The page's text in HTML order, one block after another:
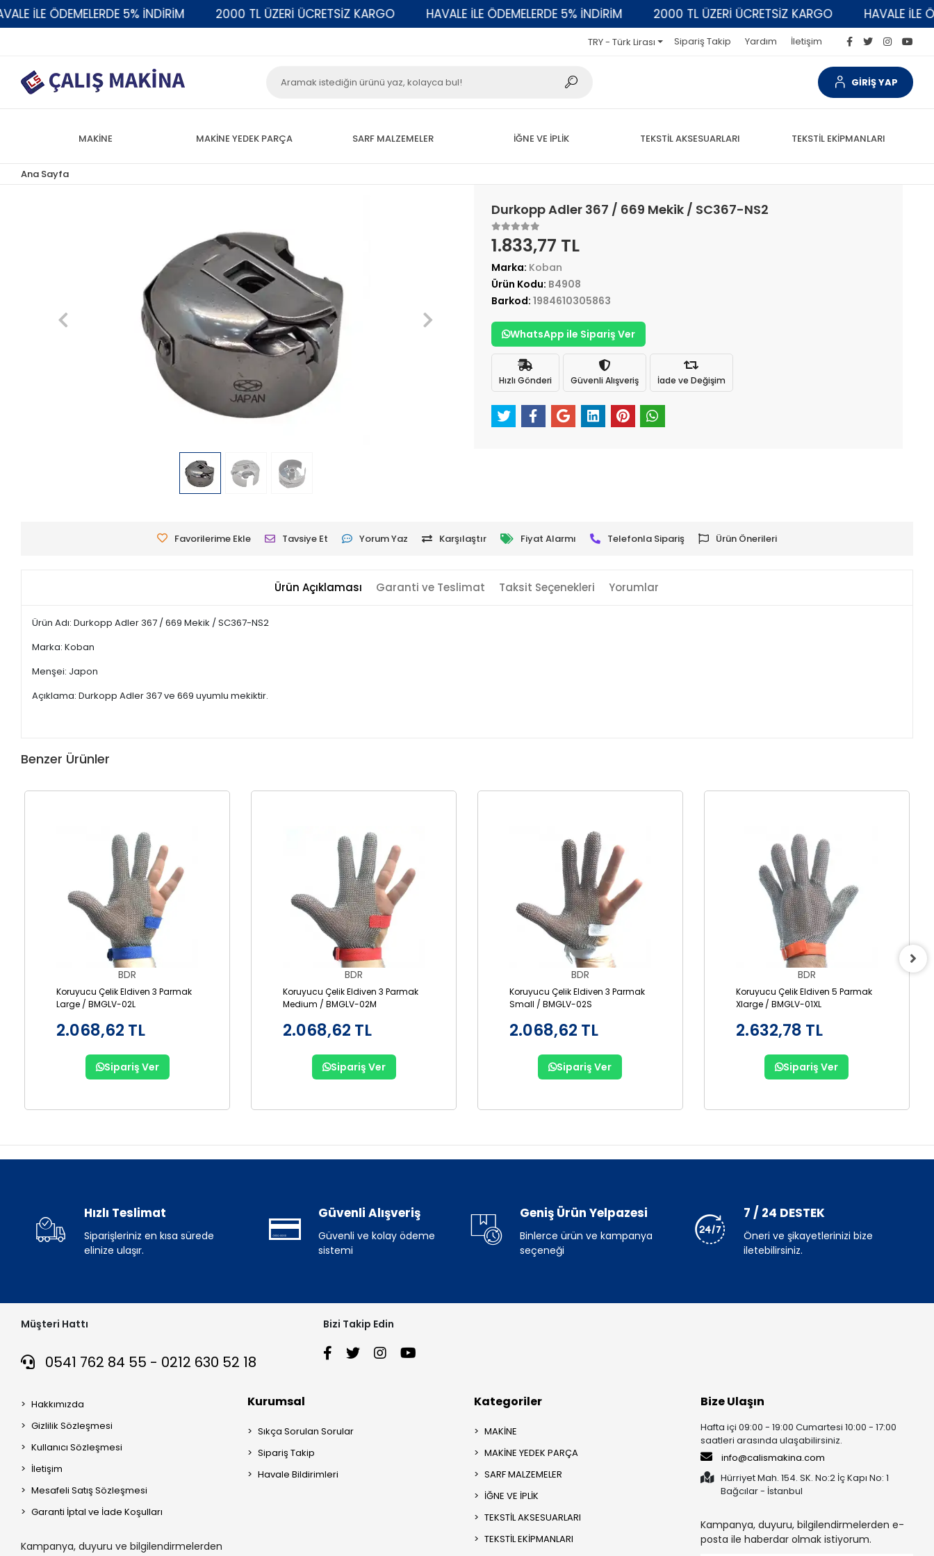
İLE ÖDEMELERDE 5% İNDİRİM 2000 TL ÜZERİ ÜCRETSİZ KARGO HAVALE İLE ÖDEMELERDE 5% İNDİRİM 2000 TL ÜZERİ ÜCRETSİZ KARGO HAVALE İLE
TRY - Türk Lirası Sipariş Takip Yardım İletişim
GİRİŞ YAP
MAKİNE MAKİNE YEDEK PARÇA SARF MALZEMELER İĞNE VE İPLİK TEKSTİL AKSESUARLARI TEKSTİL EKİPMANLARI
Ana Sayfa
Durkopp Adler 367 / 669 Mekik / SC367-NS2
1.833,77 TL
Marka: Koban
Ürün Kodu: B4908
Barkod: 1984610305863
WhatsApp ile Sipariş Ver
Hızlı Gönderi Güvenli Alışveriş İade ve Değişim
Favorilerime Ekle Tavsiye Et Yorum Yaz Karşılaştır Fiyat Alarmı Telefonla Sipariş Ürün Önerileri
Ürün Açıklaması Garanti ve Teslimat Taksit Seçenekleri Yorumlar
Ürün Adı: Durkopp Adler 367 / 669 Mekik / SC367-NS2
Marka: Koban
Menşei: Japon
Açıklama: Durkopp Adler 367 ve 669 uyumlu mekiktir.
Benzer Ürünler
BDR
Koruyucu Çelik Eldiven 3 Parmak
Large / BMGLV-02L
2.068,62 TL
Sipariş Ver
BDR
Koruyucu Çelik Eldiven 3 Parmak
Medium / BMGLV-02M
2.068,62 TL
Sipariş Ver
BDR
Koruyucu Çelik Eldiven 3 Parmak
Small / BMGLV-02S
2.068,62 TL
Sipariş Ver
BDR
Koruyucu Çelik Eldiven 5 Parmak
Xlarge / BMGLV-01XL
2.632,78 TL
Sipariş Ver
Hızlı Teslimat
Siparişleriniz en kısa sürede
elinize ulaşır.
Güvenli Alışveriş
Güvenli ve kolay ödeme
sistemi
Geniş Ürün Yelpazesi
Binlerce ürün ve kampanya
seçeneği
7 / 24 DESTEK
Öneri ve şikayetlerinizi bize
iletebilirsiniz.
Müşteri Hattı
0541 762 84 55 - 0212 630 52 18
Bizi Takip Edin
Hakkımızda
Gizlilik Sözleşmesi
Kullanıcı Sözleşmesi
İletişim
Mesafeli Satış Sözleşmesi
Garanti İptal ve İade Koşulları
Kampanya, duyuru ve bilgilendirmelerden
Kurumsal
Sıkça Sorulan Sorular
Sipariş Takip
Havale Bildirimleri
Kategoriler
MAKİNE
MAKİNE YEDEK PARÇA
SARF MALZEMELER
İĞNE VE İPLİK
TEKSTİL AKSESUARLARI
TEKSTİL EKİPMANLARI
Bize Ulaşın
Hafta içi 09:00 - 19:00 Cumartesi 10:00 - 17:00
saatleri arasında ulaşabilirsiniz.
info@calismakina.com
Hürriyet Mah. 154. SK. No:2 İç Kapı No: 1
Bağcılar - İstanbul
Kampanya, duyuru, bilgilendirmelerden e-
posta ile haberdar olmak istiyorum.